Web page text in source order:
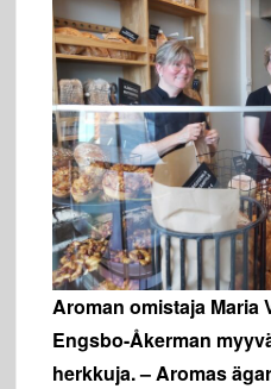
Aroman omistaja Maria
Engsbo-Åkerman
herkkuja. – Aromas